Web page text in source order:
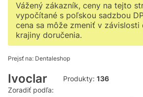
Vážený zákazník, ceny na tejto
vypočítané s poľskou sadzbou
cena sa môže zmeniť v závislosti
krajiny doručenia.
Prejsť na: Dentaleshop
Ivoclar Produkty: 136
Zoznam produktov
Zoradiť podľa: